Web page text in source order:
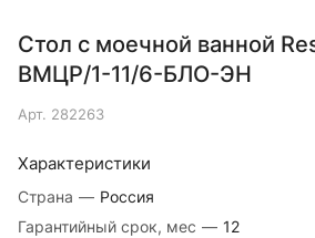
Стол с моечной ванной
ВМЦР/1-11/6-БЛО-ЭН
Арт. 282263
Характеристики
Страна — Россия
Гарантийный срок, мес — 12